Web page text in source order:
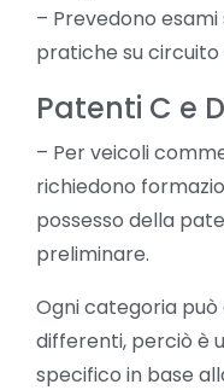
– Prevedono
pratiche su circuito
Patenti C e D
– Per veicoli
richiedono
possesso della
preliminare.
Ogni categoria
differenti, perciò è
specifico in base